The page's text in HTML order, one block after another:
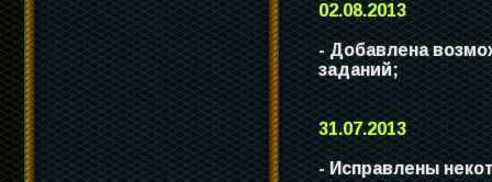
02.08.2013
- Добавлена
заданий;
31.07.2013
- Исправлены